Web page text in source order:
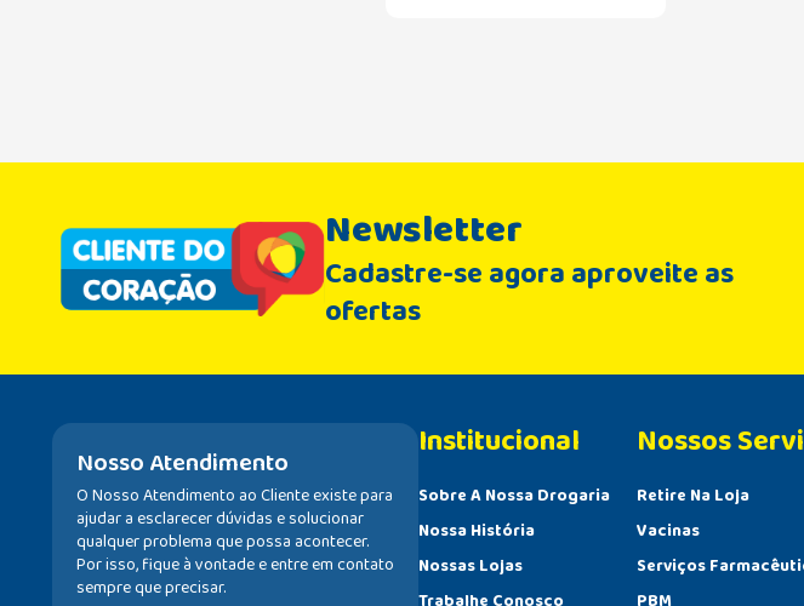
Newsletter
Cadastre-se agora aproveite as
ofertas
Nosso Atendimento
O Nosso Atendimento ao Cliente existe para
ajudar a esclarecer dúvidas e solucionar
qualquer problema que possa acontecer.
Por isso, fique à vontade e entre em contato
sempre que precisar.
Institucional
Sobre A Nossa Drogaria
Nossa História
Nossas Lojas
Retire Na Loja
Vacinas
Serviços